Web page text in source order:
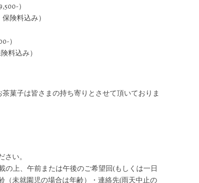
）
険料込み）
）
料込み）
菓子は皆さまの持ち寄りとさせて頂いておりま
い。
上、午前または午後のご希望回(もしくは一日
未就園児の場合は年齢）・連絡先(雨天中止の